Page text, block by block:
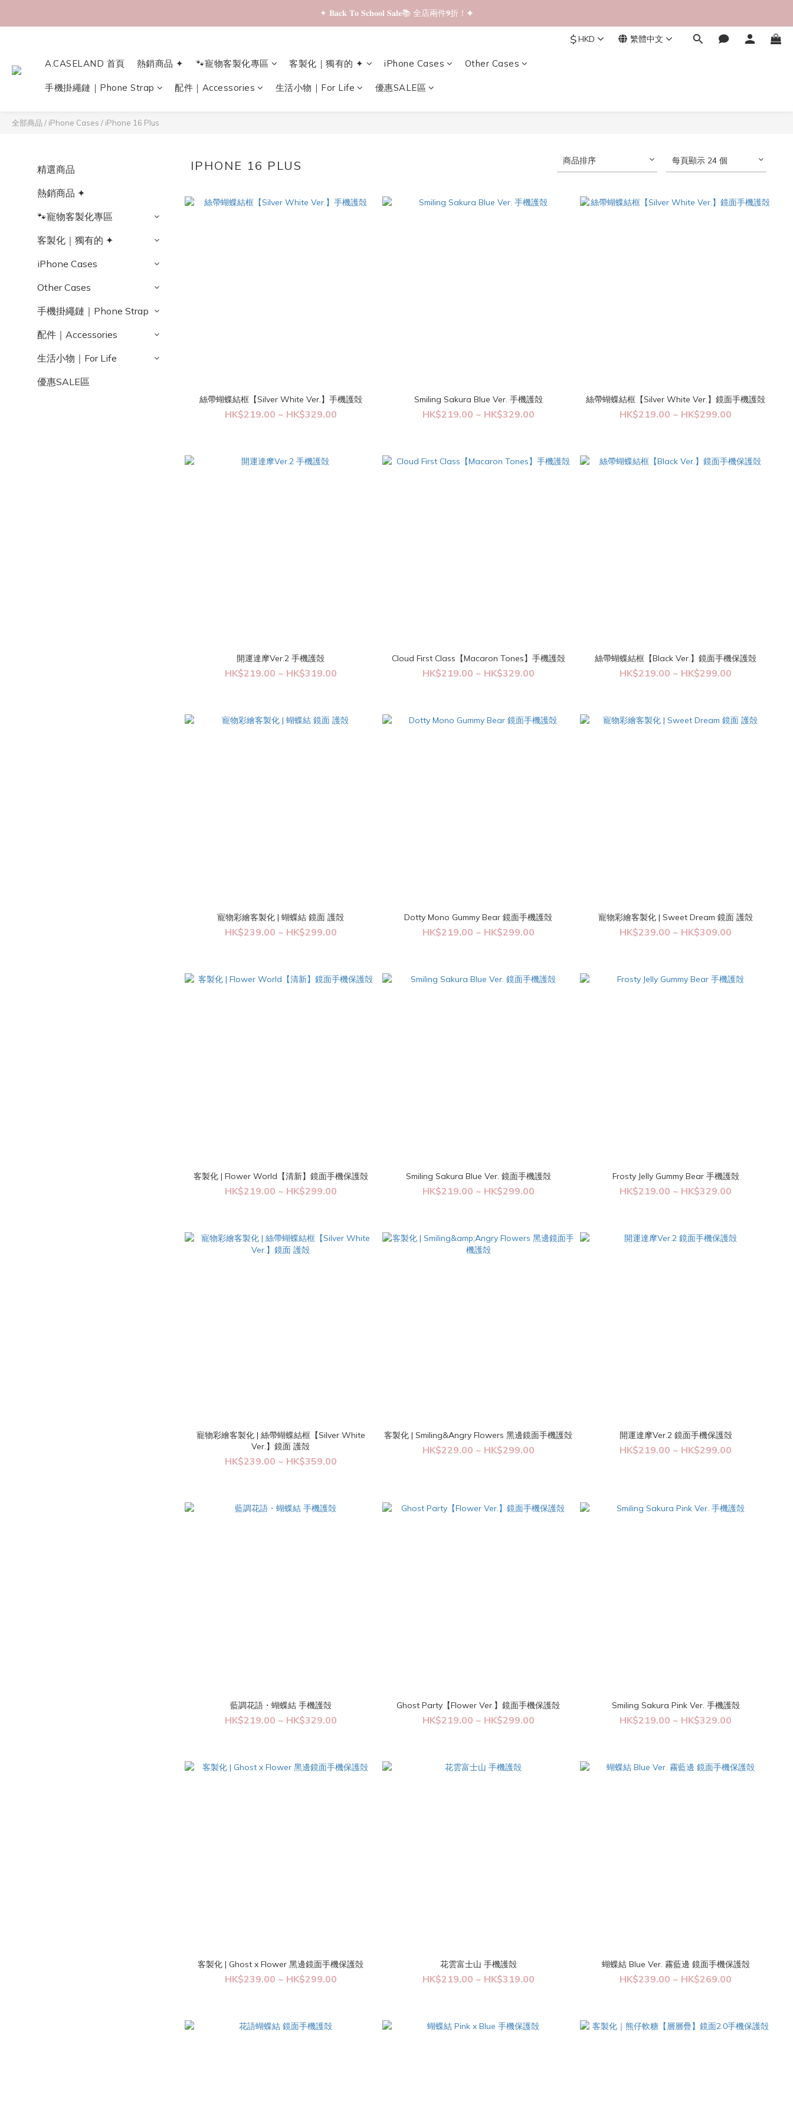
✦ 𝐁𝐚𝐜𝐤 𝐓𝐨 𝐒𝐜𝐡𝐨𝐨𝐥 𝐒𝐚𝐥𝐞📚 全店兩件𝟗折！✦
✦ 𝐁𝐚𝐜𝐤 𝐓𝐨 𝐒𝐜𝐡𝐨𝐨𝐥 𝐒𝐚𝐥𝐞📚 全店兩件𝟗折！✦
✦ 𝐁𝐚𝐜𝐤 𝐓𝐨 𝐒𝐜𝐡𝐨𝐨𝐥 𝐒𝐚𝐥𝐞📚 全店兩件𝟗折！✦
$HKD 繁體中文
A.CASELAND 首頁 熱銷商品 ✦ 🐾寵物客製化專區 客製化｜獨有的 ✦ iPhone Cases Other Cases
手機掛繩鏈｜Phone Strap 配件｜Accessories 生活小物｜For Life 優惠SALE區
全部商品 / iPhone Cases / iPhone 16 Plus
精選商品
熱銷商品 ✦
🐾寵物客製化專區
客製化｜獨有的 ✦
iPhone Cases
Other Cases
手機掛繩鏈｜Phone Strap
配件｜Accessories
生活小物｜For Life
優惠SALE區
IPHONE 16 PLUS 商品排序 每頁顯示 24 個
絲帶蝴蝶結框【Silver White Ver.】手機護殻
HK$219.00 ~ HK$329.00
Smiling Sakura Blue Ver. 手機護殻
HK$219.00 ~ HK$329.00
絲帶蝴蝶結框【Silver White Ver.】鏡面手機護殻
HK$219.00 ~ HK$299.00
開運達摩Ver.2 手機護殻
HK$219.00 ~ HK$319.00
Cloud First Class【Macaron Tones】手機護殻
HK$219.00 ~ HK$329.00
絲帶蝴蝶結框【Black Ver.】鏡面手機保護殻
HK$219.00 ~ HK$299.00
寵物彩繪客製化 | 蝴蝶結 鏡面 護殻
HK$239.00 ~ HK$299.00
Dotty Mono Gummy Bear 鏡面手機護殻
HK$219.00 ~ HK$299.00
寵物彩繪客製化 | Sweet Dream 鏡面 護殻
HK$239.00 ~ HK$309.00
客製化 | Flower World【清新】鏡面手機保護殻
HK$219.00 ~ HK$299.00
Smiling Sakura Blue Ver. 鏡面手機護殻
HK$219.00 ~ HK$299.00
Frosty Jelly Gummy Bear 手機護殻
HK$219.00 ~ HK$329.00
寵物彩繪客製化 | 絲帶蝴蝶結框【Silver White
Ver.】鏡面 護殻
HK$239.00 ~ HK$359.00
客製化 | Smiling&Angry Flowers 黑邊鏡面手機護殻
HK$229.00 ~ HK$299.00
開運達摩Ver.2 鏡面手機保護殻
HK$219.00 ~ HK$299.00
藍調花語・蝴蝶結 手機護殻
HK$219.00 ~ HK$329.00
Ghost Party【Flower Ver.】鏡面手機保護殻
HK$219.00 ~ HK$299.00
Smiling Sakura Pink Ver. 手機護殻
HK$219.00 ~ HK$329.00
客製化 | Ghost x Flower 黑邊鏡面手機保護殻
HK$239.00 ~ HK$299.00
花雲富士山 手機護殻
HK$219.00 ~ HK$319.00
蝴蝶結 Blue Ver. 霧藍邊 鏡面手機保護殻
HK$239.00 ~ HK$269.00